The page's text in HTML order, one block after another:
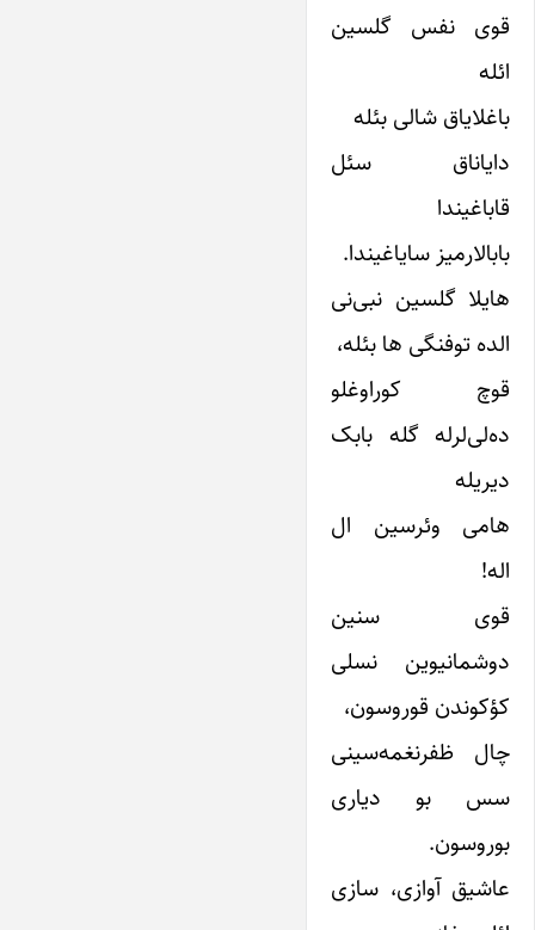
قوی نفس گلسین
ائله
باغلایاق شالی بئله
دایاناق سئل
قاباغیندا
بابالارمیز سایاغیندا.
هایلا گلسین نبی‌نی
الده توفنگی ها بئله،
قوچ کوراوغلو
ده‌لی‌لرله گله بابک
دیریله
هامی وئرسین ال
اله!
قوی سنین
دوشمانیوین نسلی
کؤکوندن قوروسون،
چال ظفرنغمه‌سینی
سس بو دیاری
بوروسون.
عاشیق آوازی، سازی